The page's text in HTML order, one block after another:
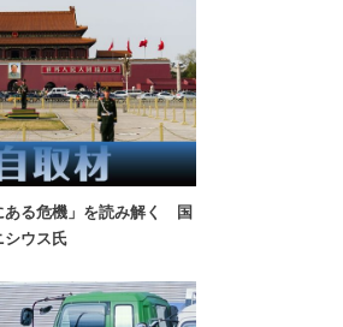
ある危機」を読み解く 国
シウス氏